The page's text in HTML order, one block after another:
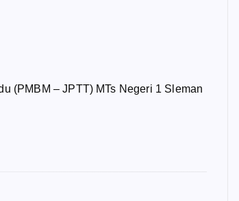
(PMBM – JPTT) MTs Negeri 1 Sleman